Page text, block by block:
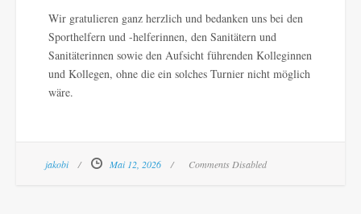
Wir gratulieren ganz herzlich und bedanken uns bei den
Sporthelfern und -helferinnen, den Sanitätern und
Sanitäterinnen sowie den Aufsicht führenden Kolleginnen
und Kollegen, ohne die ein solches Turnier nicht möglich
wäre.
jakobi Mai 12, 2026 Comments Disabled